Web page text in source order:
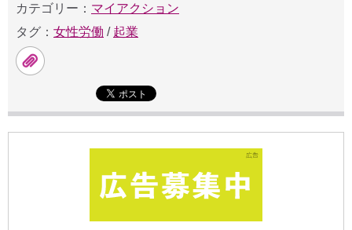
カテゴリー： マイアクション
タグ： 女性労働 / 起業